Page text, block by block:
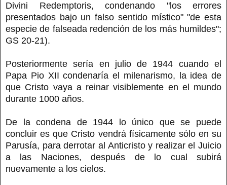
Divini Redemptoris, condenando "los errores
presentados bajo un falso sentido místico" "de esta
especie de falseada redención de los más humildes";
GS 20-21).
Posteriormente sería en julio de 1944 cuando el
Papa Pio XII condenaría el milenarismo, la idea de
que Cristo vaya a reinar visiblemente en el mundo
durante 1000 años.
De la condena de 1944 lo único que se puede
concluir es que Cristo vendrá físicamente sólo en su
Parusía, para derrotar al Anticristo y realizar el Juicio
a las Naciones, después de lo cual subirá
nuevamente a los cielos.